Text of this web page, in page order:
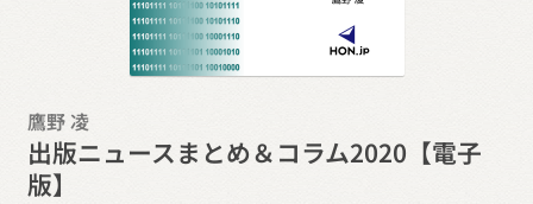
鷹野 凌
出版ニュースまとめ＆コラム2020【電子
版】